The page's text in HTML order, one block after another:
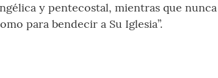
y pentecostal, mientras que
para bendecir a Su Iglesia”.